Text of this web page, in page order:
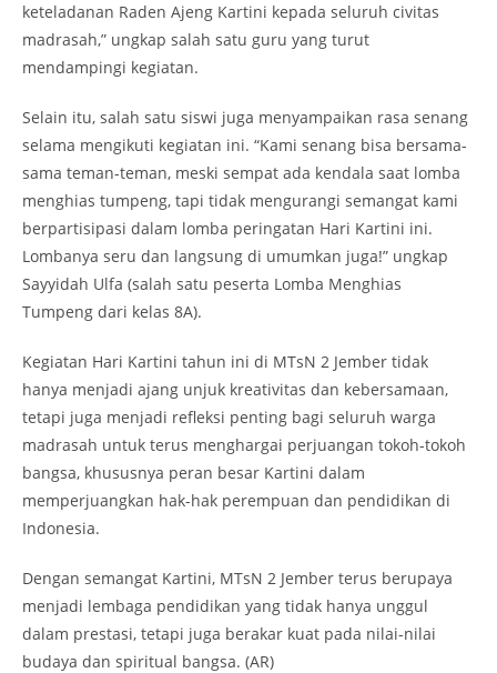
keteladanan Raden Ajeng Kartini kepada seluruh civitas
madrasah,” ungkap salah satu guru yang turut
mendampingi kegiatan.
Selain itu, salah satu siswi juga menyampaikan rasa senang
selama mengikuti kegiatan ini. “Kami senang bisa bersama-
sama teman-teman, meski sempat ada kendala saat lomba
menghias tumpeng, tapi tidak mengurangi semangat kami
berpartisipasi dalam lomba peringatan Hari Kartini ini.
Lombanya seru dan langsung di umumkan juga!” ungkap
Sayyidah Ulfa (salah satu peserta Lomba Menghias
Tumpeng dari kelas 8A).
Kegiatan Hari Kartini tahun ini di MTsN 2 Jember tidak
hanya menjadi ajang unjuk kreativitas dan kebersamaan,
tetapi juga menjadi refleksi penting bagi seluruh warga
madrasah untuk terus menghargai perjuangan tokoh-tokoh
bangsa, khususnya peran besar Kartini dalam
memperjuangkan hak-hak perempuan dan pendidikan di
Indonesia.
Dengan semangat Kartini, MTsN 2 Jember terus berupaya
menjadi lembaga pendidikan yang tidak hanya unggul
dalam prestasi, tetapi juga berakar kuat pada nilai-nilai
budaya dan spiritual bangsa. (AR)